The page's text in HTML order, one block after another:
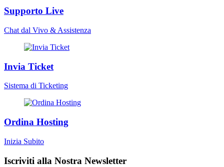
Supporto Live
Chat dal Vivo & Assistenza
Invia Ticket
Sistema di Ticketing
Ordina Hosting
Inizia Subito
Iscriviti alla Nostra Newsletter